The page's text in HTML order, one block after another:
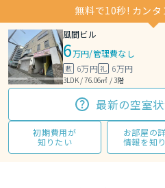
無料で10秒! カン
風間ビル
6万円/管理費なし
敷 6万円礼 6万円
3LDK / 76.06㎡ / 3階
最新の空室
初期費用が
知りたい
お部屋の
情報を知